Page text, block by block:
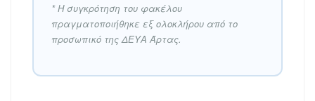
* Η συγκρότηση του φακέλου
πραγματοποιήθηκε εξ ολοκλήρου από το
προσωπικό της ΔΕΥΑ Άρτας.